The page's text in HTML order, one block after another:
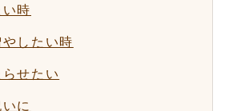
時
したい時
せたい
に